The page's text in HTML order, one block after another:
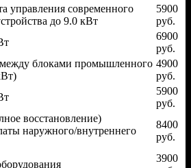
управления современного
до 9.0 кВт
5900
руб.
6900
руб.
между блоками промышленного 4900
руб.
5900
руб.
восстановление)
наружного/внутреннего
8400
руб.
3900